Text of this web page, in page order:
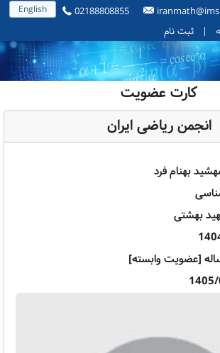
English 02188808855
| ثبت نام
کارت عضویت
انجمن ریاضی ایران
بهنام فرد
بهشتی
[عضویت وابسته]